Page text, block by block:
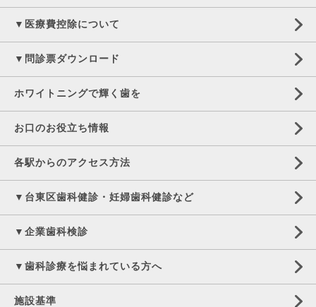
▼医療費控除について
▼問診票ダウンロード
ホワイトニングで輝く歯を
お口のお役立ち情報
各駅からのアクセス方法
▼台東区歯科健診・妊婦歯科健診など
▼企業歯科検診
▼歯科診療を悩まれている方へ
施設基準